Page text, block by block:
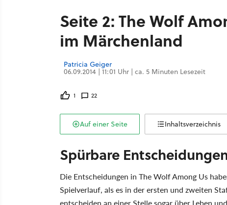
Seite 2: The Wolf
im Märchenland
Patricia Geiger
06.09.2014 | 11:01 Uhr | ca. 5 Minuten Lesezeit
1 22
Auf einer Seite Inhaltsverzeichnis
Spürbare
Die Entscheidungen in The Wolf Among Us
Spielverlauf, als es in der ersten und zweiten